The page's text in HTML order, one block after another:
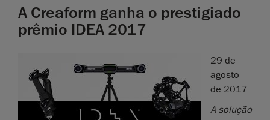
mais
A Creaform ganha o prestigiado
prêmio IDEA 2017
29 de
agosto
de 2017
A solução